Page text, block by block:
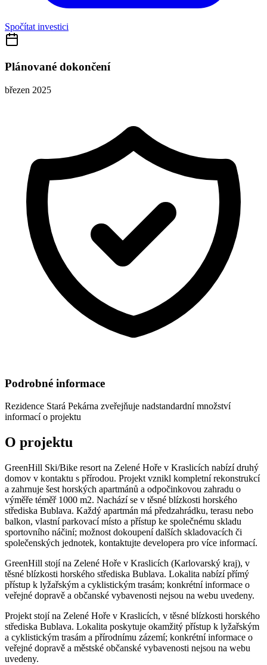
Spočítat investici
Plánované dokončení
březen 2025
Podrobné informace
Rezidence Stará Pekárna zveřejňuje nadstandardní množství
informací o projektu
O projektu
GreenHill Ski/Bike resort na Zelené Hoře v Kraslicích nabízí druhý
domov v kontaktu s přírodou. Projekt vznikl kompletní rekonstrukcí
a zahrnuje šest horských apartmánů a odpočinkovou zahradu o
výměře téměř 1000 m2. Nachází se v těsné blízkosti horského
střediska Bublava. Každý apartmán má předzahrádku, terasu nebo
balkon, vlastní parkovací místo a přístup ke společnému skladu
sportovního náčiní; možnost dokoupení dalších skladovacích či
společenských jednotek, kontaktujte developera pro více informací.
GreenHill stojí na Zelené Hoře v Kraslicích (Karlovarský kraj), v
těsné blízkosti horského střediska Bublava. Lokalita nabízí přímý
přístup k lyžařským a cyklistickým trasám; konkrétní informace o
veřejné dopravě a občanské vybavenosti nejsou na webu uvedeny.
Projekt stojí na Zelené Hoře v Kraslicích, v těsné blízkosti horského
střediska Bublava. Lokalita poskytuje okamžitý přístup k lyžařským
a cyklistickým trasám a přírodnímu zázemí; konkrétní informace o
veřejné dopravě a městské občanské vybavenosti nejsou na webu
uvedeny.